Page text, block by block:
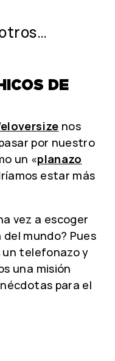
DE
nos
por nuestro
un «planazo
estar más
vez a escoger
mundo? Pues
un telefonazo y
una misión
para el